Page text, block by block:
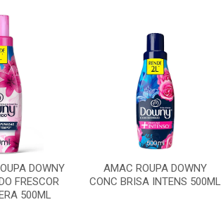
DOWNY
FRESCOR
500ML
AMAC ROUPA DOWNY
CONC BRISA INTENS 500ML